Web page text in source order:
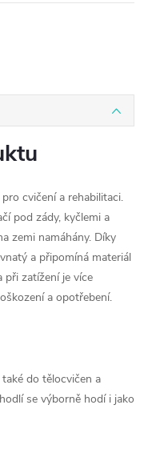
cvičení a rehabilitaci.
pod zády, kyčlemi a
zemi namáhány. Díky
a připomíná materiál
při zatížení je více
a opotřebení.
do tělocvičen a
se výborně hodí i jako